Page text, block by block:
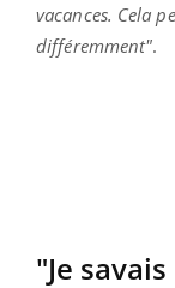
vacances. Cela
différemment".
"Je